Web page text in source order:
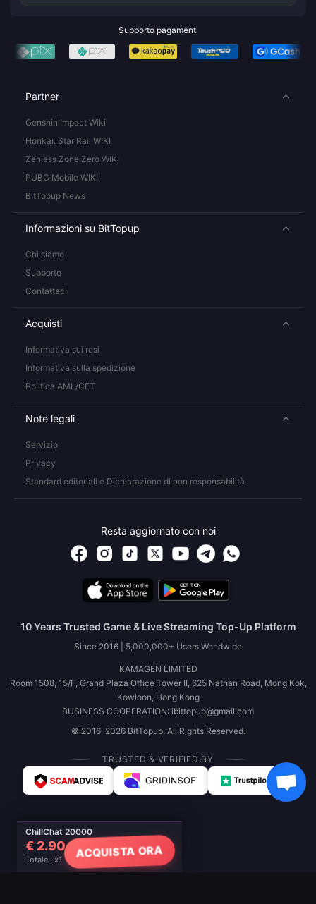
ChillChat 20000
€ 2.90
Totale · x1
ACQUISTA ORA
Supporto pagamenti
Partner
Genshin Impact Wiki
Honkai: Star Rail WIKI
Zenless Zone Zero WIKI
PUBG Mobile WIKI
BitTopup News
Informazioni su BitTopup
Chi siamo
Supporto
Contattaci
Acquisti
Informativa sui resi
Informativa sulla spedizione
Politica AML/CFT
Note legali
Servizio
Privacy
Standard editoriali e Dichiarazione di non responsabilità
Resta aggiornato con noi
10 Years Trusted Game & Live Streaming Top-Up Platform
Since 2016 | 5,000,000+ Users Worldwide
KAMAGEN LIMITED
Room 1508, 15/F, Grand Plaza Office Tower II, 625 Nathan Road, Mong Kok,
Kowloon, Hong Kong
BUSINESS COOPERATION: ibittopup@gmail.com
© 2016-2026 BitTopup. All Rights Reserved.
TRUSTED & VERIFIED BY